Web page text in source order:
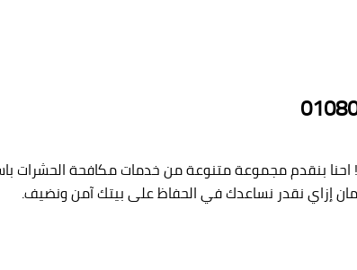
بنقدم مجموعة متنوعة من خدمات مكافحة الحشرات
إزاي نقدر نساعدك في الحفاظ على بيتك آمن ونضيف.